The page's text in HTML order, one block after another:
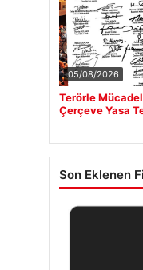
05/08/2026
Terörle
Çerçeve Yasa
Son Eklenen